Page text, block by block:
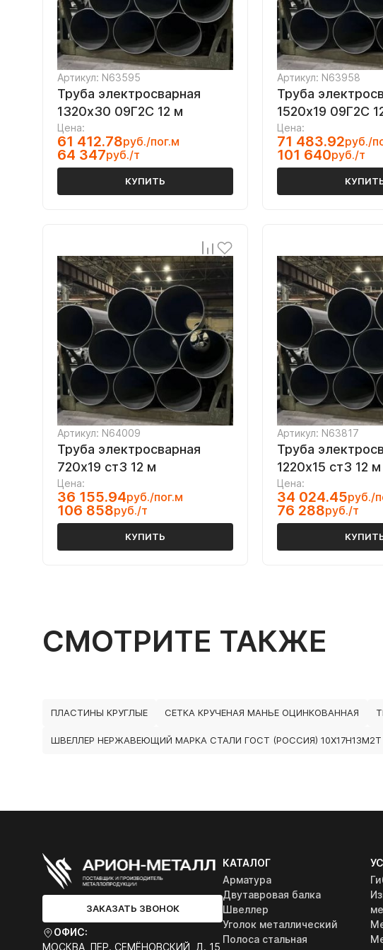
Артикул: N63595
Труба электросварная
1320х30 09Г2С 12 м
Цена:
61 412.78руб./пог.м
64 347руб./т
КУПИТЬ
Артикул: N63958
Труба
1520х19 09Г2С
Цена:
71 483.92руб./
101 640руб./т
Артикул: N64009
Труба электросварная
720х19 ст3 12 м
Цена:
36 155.94руб./пог.м
106 858руб./т
КУПИТЬ
Артикул: N63817
Труба
1220х15 ст3 12 м
Цена:
34 024.45руб./
76 288руб./т
СМОТРИТЕ ТАКЖЕ
ПЛАСТИНЫ КРУГЛЫЕ СЕТКА КРУЧЕНАЯ МАНЬЕ ОЦИНКОВАННАЯ
ШВЕЛЛЕР НЕРЖАВЕЮЩИЙ МАРКА СТАЛИ ГОСТ (РОССИЯ) 10Х17Н13М2Т
ЗАКАЗАТЬ ЗВОНОК
ОФИС:
МОСКВА, ПЕР. СЕМЁНОВСКИЙ, Д. 15
КАТАЛОГ
Арматура
Двутавровая балка
Швеллер
Уголок металлический
Полоса стальная